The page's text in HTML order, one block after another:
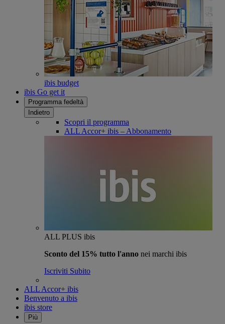
ibis budget
ibis Go get it
Programma fedeltà
Indietro
Scopri il programma
ALL Accor+ ibis – Abbonamento
ALL PLUS ibis
Sconto del 15% tutto l'anno nei marchi ibis
Iscriviti Subito
ALL Accor+ ibis
Benvenuto a ibis
ibis store
Più